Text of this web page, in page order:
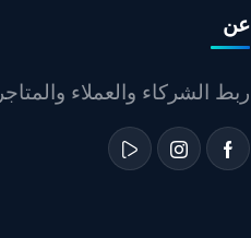
عن
ربط الشركاء والعملاء والمتاجر